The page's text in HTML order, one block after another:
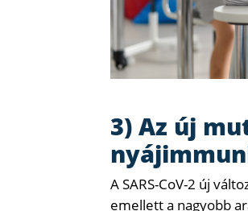
3) Az új
A SARS-CoV-2 új
emellett a nagyobb